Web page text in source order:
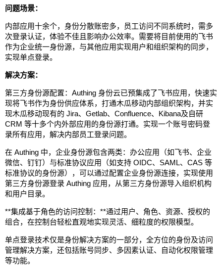
问题场景：
内部应用十余个，身份分散账密多，员工访问不同系统时，需多
次登录认证，体验不佳且影响办公效率。需要将目前使用的飞书
作为企业统一身份源，与其他应用实现用户和组织架构的同步，
实现单点登录。
解决方案：
第三方身份源配置：Authing 身份云已预集成了飞书应用，快速实
现将飞书作为身份供应体系，打通木瓜移动内部组织架构，并实
现木瓜移动现有的 Jira、Getlab、Confluence、Kibana及自研
CRM 等十多个内外部应用的身份源打通。实现一个账号密码登
录所有应用，解决内部员工登录问题。
在 Authing 中，企业身份源包含两类：办公应用（如飞书、企业
微信、钉钉）与标准协议应用（如支持 OIDC、SAML、CAS 等
标准协议的身份源），可以通过配置企业身份源连接，实现使用
第三方身份源登录 Authing 应用，从第三方身份源导入组织机构
和用户目录。
**集成基于角色的访问控制：**通过用户、角色、资源、授权的
组合，在控制台轻松直观地实现灵活、细粒度的权限模型。
单点登录技术仅是身份解决方案的一部分，全方位的身份及访问
管理解决方案，还包括账号同步、多因素认证、自动化权限管理
等功能。